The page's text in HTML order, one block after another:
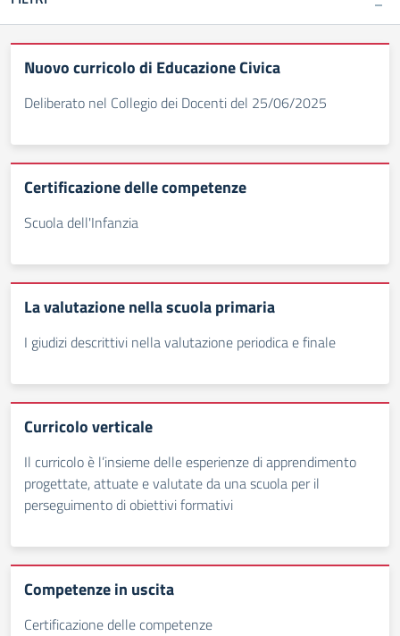
Nuovo curricolo di Educazione Civica
Deliberato nel Collegio dei Docenti del 25/06/2025
Certificazione delle competenze
Scuola dell'Infanzia
La valutazione nella scuola primaria
I giudizi descrittivi nella valutazione periodica e finale
Curricolo verticale
Il curricolo è l’insieme delle esperienze di apprendimento
progettate, attuate e valutate da una scuola per il
perseguimento di obiettivi formativi
Competenze in uscita
Certificazione delle competenze